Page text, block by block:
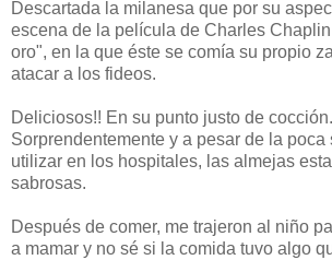
Descartada la milanesa que por su
escena de la película de Charles
oro", en la que éste se comía su propio
atacar a los fideos.
Deliciosos!! En su punto justo de cocción.
Sorprendentemente y a pesar de la poca
utilizar en los hospitales, las almejas
sabrosas.
Después de comer, me trajeron al niño
a mamar y no sé si la comida tuvo algo